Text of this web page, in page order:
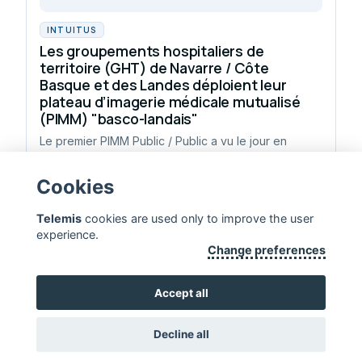
INTUITUS
Les groupements hospitaliers de
territoire (GHT) de Navarre / Côte
Basque et des Landes déploient leur
plateau d’imagerie médicale mutualisé
(PIMM) "basco-landais"
Le premier PIMM Public / Public a vu le jour en
TELEMIS — PROLONGER LA VIE HUMAINE
Cookies
Telemiscookies are used only to improve the user
experience.
Change preferences
Accept all
Decline all